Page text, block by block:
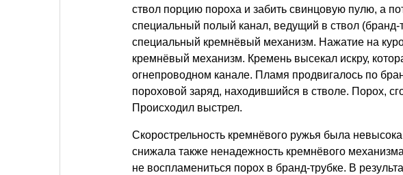
ствол порцию пороха и забить свинцовую пулю, а
специальный полый канал, ведущий в ствол (бранд-
специальный кремнёвый механизм. Нажатие на
кремнёвый механизм. Кремень высекал искру,
огнепроводном канале. Пламя продвигалось по
пороховой заряд, находившийся в стволе. Порох,
Происходил выстрел.
Скорострельность кремнёвого ружья была
снижала также ненадежность кремнёвого
не воспламениться порох в бранд-трубке. В